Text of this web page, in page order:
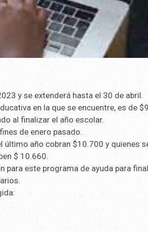
y se extenderá hasta el 30 de abril.
en la que se encuentre, es de
al finalizar el año escolar.
de enero pasado.
último año cobran $10.700 y quienes
$ 10.660.
para este programa de ayuda para